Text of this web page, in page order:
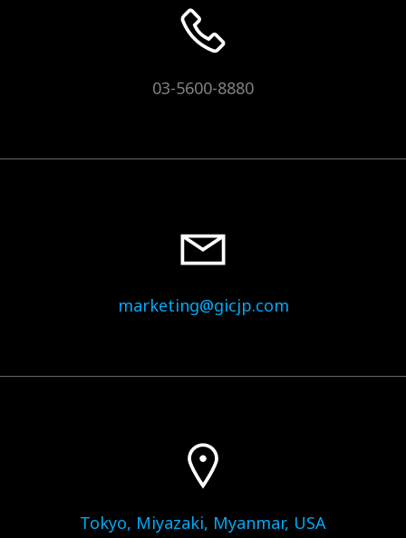
03-5600-8880
marketing@gicjp.com
Tokyo, Miyazaki, Myanmar, USA